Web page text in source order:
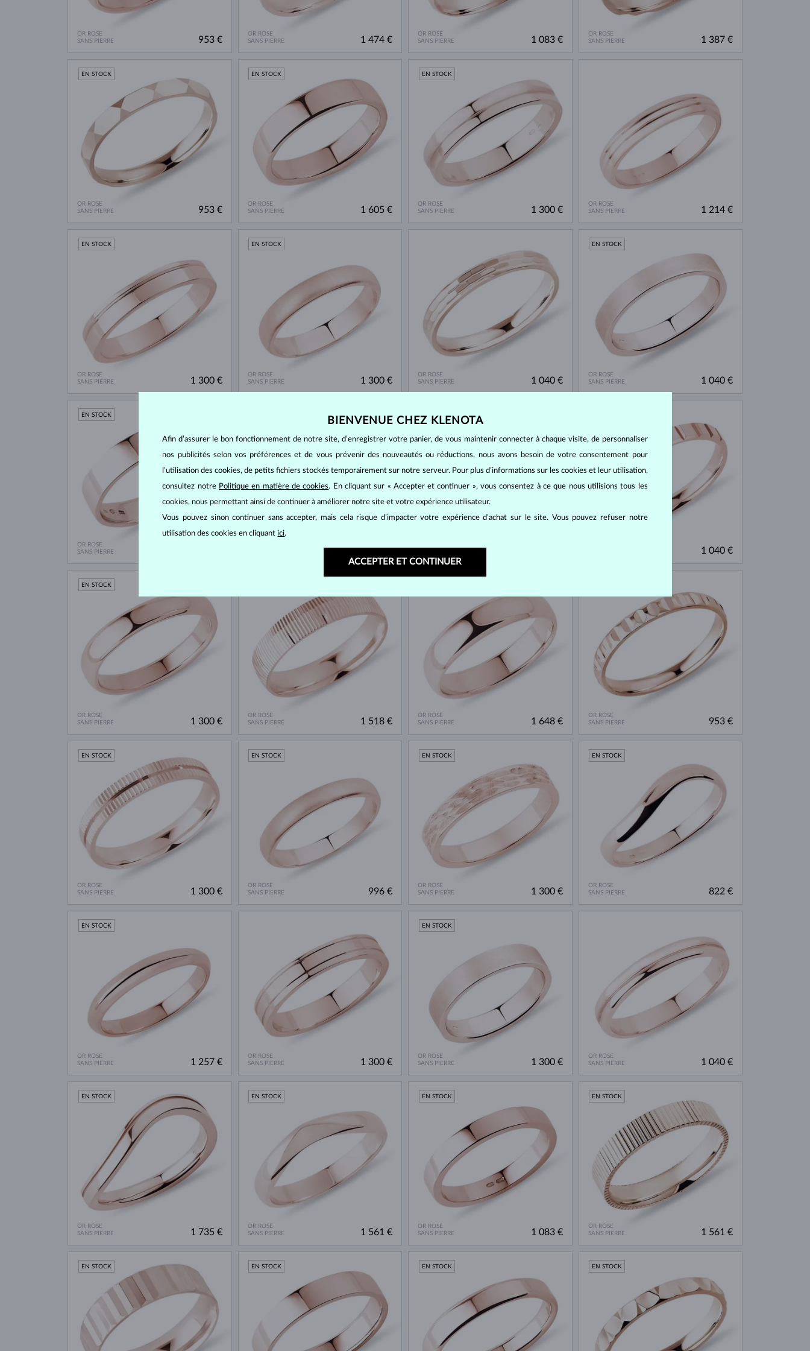
OR ROSE
SANS PIERRE
953 €
OR ROSE
SANS PIERRE
1 474 €
OR ROSE
SANS PIERRE
1 083 €
OR ROSE
SANS PIERRE
1 387 €
OR ROSE
SANS PIERRE
EN STOCK
953 €
OR ROSE
SANS PIERRE
EN STOCK
1 605 €
OR ROSE
SANS PIERRE
EN STOCK
1 300 €
OR ROSE
SANS PIERRE
1 214 €
OR ROSE
SANS PIERRE
EN STOCK
1 300 €
OR ROSE
SANS PIERRE
EN STOCK
1 300 €
OR ROSE
SANS PIERRE
1 040 €
OR ROSE
SANS PIERRE
EN STOCK
1 040 €
OR ROSE
SANS PIERRE
EN STOCK
1 300 € 1 040 €
OR ROSE
SANS PIERRE
EN STOCK
1 300 €
OR ROSE
SANS PIERRE
1 518 €
OR ROSE
SANS PIERRE
1 648 €
OR ROSE
SANS PIERRE
953 €
OR ROSE
SANS PIERRE
EN STOCK
1 300 €
OR ROSE
SANS PIERRE
EN STOCK
996 €
OR ROSE
SANS PIERRE
EN STOCK
1 300 €
OR ROSE
SANS PIERRE
EN STOCK
822 €
OR ROSE
SANS PIERRE
EN STOCK
1 257 €
OR ROSE
SANS PIERRE
1 300 €
OR ROSE
SANS PIERRE
EN STOCK
1 300 €
OR ROSE
SANS PIERRE
1 040 €
OR ROSE
SANS PIERRE
EN STOCK
1 735 €
OR ROSE
SANS PIERRE
EN STOCK
1 561 €
OR ROSE
SANS PIERRE
EN STOCK
1 083 €
OR ROSE
SANS PIERRE
EN STOCK
1 561 €
EN STOCK EN STOCK EN STOCK EN STOCK
BIENVENUE CHEZ KLENOTA
Afin d’assurer le bon fonctionnement de notre site, d’enregistrer votre panier, de vous maintenir connecter à chaque visite, de personnaliser
nos publicités selon vos préférences et de vous prévenir des nouveautés ou réductions, nous avons besoin de votre consentement pour
l’utilisation des cookies, de petits fichiers stockés temporairement sur notre serveur. Pour plus d’informations sur les cookies et leur utilisation,
consultez notre Politique en matière de cookies. En cliquant sur « Accepter et continuer », vous consentez à ce que nous utilisions tous les
cookies, nous permettant ainsi de continuer à améliorer notre site et votre expérience utilisateur.
Vous pouvez sinon continuer sans accepter, mais cela risque d’impacter votre expérience d’achat sur le site. Vous pouvez refuser notre
utilisation des cookies en cliquantici.
ACCEPTER ET CONTINUER